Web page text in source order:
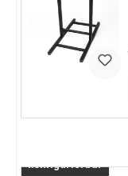
konfigurierbar